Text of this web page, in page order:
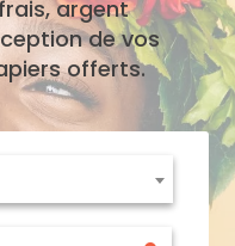
argent
de vos
offerts.